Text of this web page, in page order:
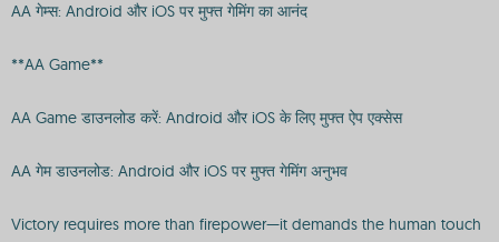
AA गेम्स: Android और iOS पर मुफ्त गेमिंग का आनंद
**AA Game**
AA Game डाउनलोड करें: Android और iOS के लिए मुफ्त ऐप एक्सेस
AA गेम डाउनलोड: Android और iOS पर मुफ्त गेमिंग अनुभव
Victory requires more than firepower—it demands the human touch